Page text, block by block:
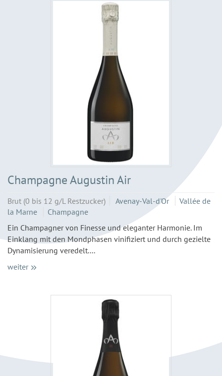
Champagne Augustin Air
Brut (0 bis 12 g/L Restzucker) Avenay-Val-d'Or
Vallée de
la Marne
Champagne
Ein Champagner von Finesse und eleganter Harmonie. Im
Einklang mit den Mondphasen vinifiziert und durch gezielte
Dynamisierung veredelt....
weiter